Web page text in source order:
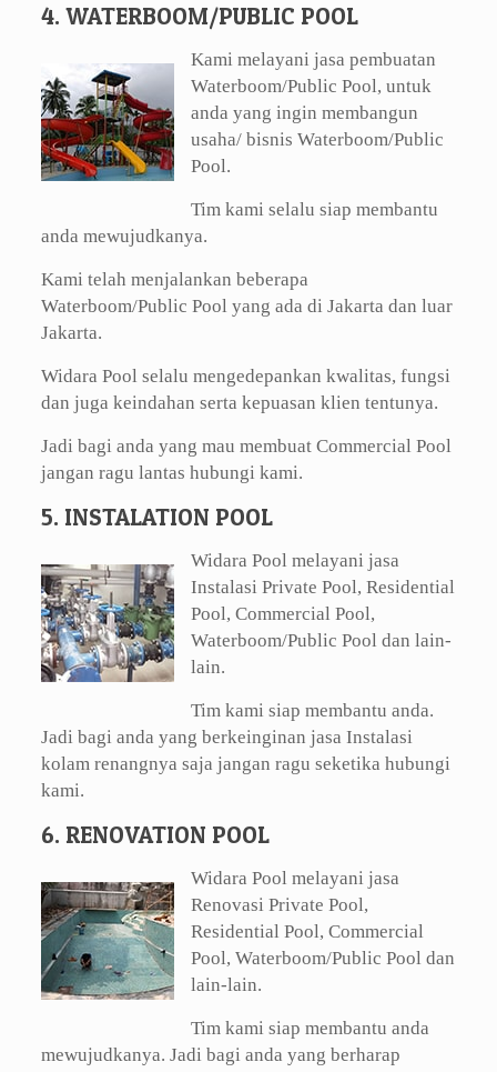
4. WATERBOOM/PUBLIC POOL
Kami melayani jasa pembuatan
Waterboom/Public Pool, untuk
anda yang ingin membangun
usaha/ bisnis Waterboom/Public
Pool.
Tim kami selalu siap membantu
anda mewujudkanya.
Kami telah menjalankan beberapa
Waterboom/Public Pool yang ada di Jakarta dan luar
Jakarta.
Widara Pool selalu mengedepankan kwalitas, fungsi
dan juga keindahan serta kepuasan klien tentunya.
Jadi bagi anda yang mau membuat Commercial Pool
jangan ragu lantas hubungi kami.
5. INSTALATION POOL
Widara Pool melayani jasa
Instalasi Private Pool, Residential
Pool, Commercial Pool,
Waterboom/Public Pool dan lain-
lain.
Tim kami siap membantu anda.
Jadi bagi anda yang berkeinginan jasa Instalasi
kolam renangnya saja jangan ragu seketika hubungi
kami.
6. RENOVATION POOL
Widara Pool melayani jasa
Renovasi Private Pool,
Residential Pool, Commercial
Pool, Waterboom/Public Pool dan
lain-lain.
Tim kami siap membantu anda
mewujudkanya. Jadi bagi anda yang berharap